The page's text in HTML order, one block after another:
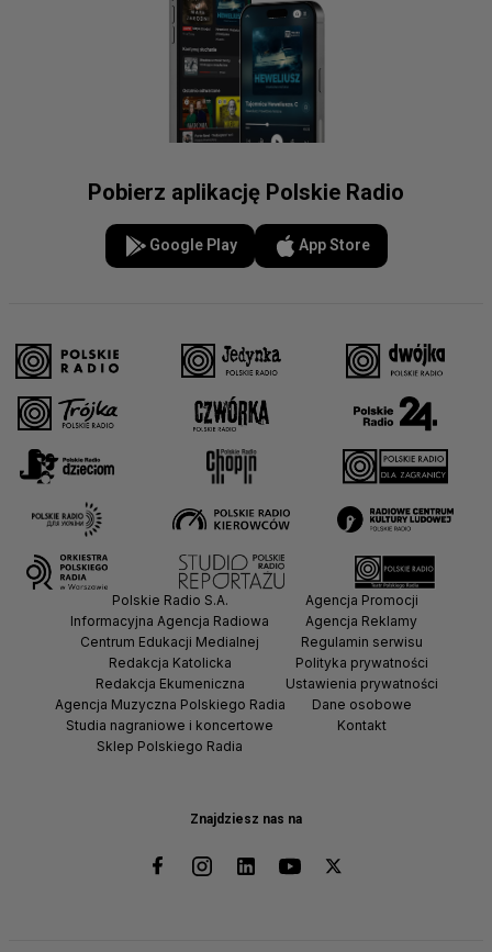
Pobierz aplikację Polskie Radio
Google Play App Store
Znajdziesz nas na
Polskie Radio S.A.
Informacyjna Agencja Radiowa
Centrum Edukacji Medialnej
Redakcja Katolicka
Redakcja Ekumeniczna
Agencja Muzyczna Polskiego Radia
Studia nagraniowe i koncertowe
Sklep Polskiego Radia
Agencja Promocji
Agencja Reklamy
Regulamin serwisu
Polityka prywatności
Ustawienia prywatności
Dane osobowe
Kontakt